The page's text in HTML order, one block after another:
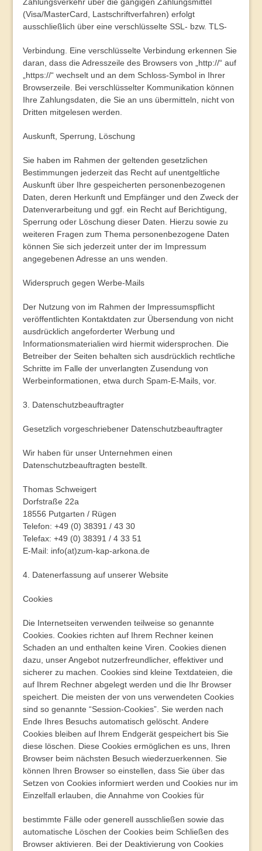
(Visa/MasterCard, Lastschriftverfahren) erfolgt
ausschließlich über eine verschlüsselte SSL- bzw. TLS-
Verbindung. Eine verschlüsselte Verbindung erkennen Sie
daran, dass die Adresszeile des Browsers von „http://“ auf
„https://“ wechselt und an dem Schloss-Symbol in Ihrer
Browserzeile. Bei verschlüsselter Kommunikation können
Ihre Zahlungsdaten, die Sie an uns übermitteln, nicht von
Dritten mitgelesen werden.
Auskunft, Sperrung, Löschung
Sie haben im Rahmen der geltenden gesetzlichen
Bestimmungen jederzeit das Recht auf unentgeltliche
Auskunft über Ihre gespeicherten personenbezogenen
Daten, deren Herkunft und Empfänger und den Zweck der
Datenverarbeitung und ggf. ein Recht auf Berichtigung,
Sperrung oder Löschung dieser Daten. Hierzu sowie zu
weiteren Fragen zum Thema personenbezogene Daten
können Sie sich jederzeit unter der im Impressum
angegebenen Adresse an uns wenden.
Widerspruch gegen Werbe-Mails
Der Nutzung von im Rahmen der Impressumspflicht
veröffentlichten Kontaktdaten zur Übersendung von nicht
ausdrücklich angeforderter Werbung und
Informationsmaterialien wird hiermit widersprochen. Die
Betreiber der Seiten behalten sich ausdrücklich rechtliche
Schritte im Falle der unverlangten Zusendung von
Werbeinformationen, etwa durch Spam-E-Mails, vor.
3. Datenschutzbeauftragter
Gesetzlich vorgeschriebener Datenschutzbeauftragter
Wir haben für unser Unternehmen einen
Datenschutzbeauftragten bestellt.
Thomas Schweigert
Dorfstraße 22a
18556 Putgarten / Rügen
Telefon: +49 (0) 38391 / 43 30
Telefax: +49 (0) 38391 / 4 33 51
E-Mail: info(at)zum-kap-arkona.de
4. Datenerfassung auf unserer Website
Cookies
Die Internetseiten verwenden teilweise so genannte
Cookies. Cookies richten auf Ihrem Rechner keinen
Schaden an und enthalten keine Viren. Cookies dienen
dazu, unser Angebot nutzerfreundlicher, effektiver und
sicherer zu machen. Cookies sind kleine Textdateien, die
auf Ihrem Rechner abgelegt werden und die Ihr Browser
speichert. Die meisten der von uns verwendeten Cookies
sind so genannte “Session-Cookies”. Sie werden nach
Ende Ihres Besuchs automatisch gelöscht. Andere
Cookies bleiben auf Ihrem Endgerät gespeichert bis Sie
diese löschen. Diese Cookies ermöglichen es uns, Ihren
Browser beim nächsten Besuch wiederzuerkennen. Sie
können Ihren Browser so einstellen, dass Sie über das
Setzen von Cookies informiert werden und Cookies nur im
Einzelfall erlauben, die Annahme von Cookies für
bestimmte Fälle oder generell ausschließen sowie das
automatische Löschen der Cookies beim Schließen des
Browser aktivieren. Bei der Deaktivierung von Cookies